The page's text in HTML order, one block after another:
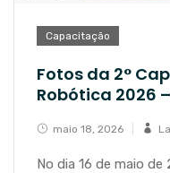
Capacitação
Fotos da 2°
Robótica 2026
maio 18, 2026
No dia 16 de maio de